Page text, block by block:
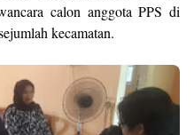
calon anggota PPS di
kecamatan.